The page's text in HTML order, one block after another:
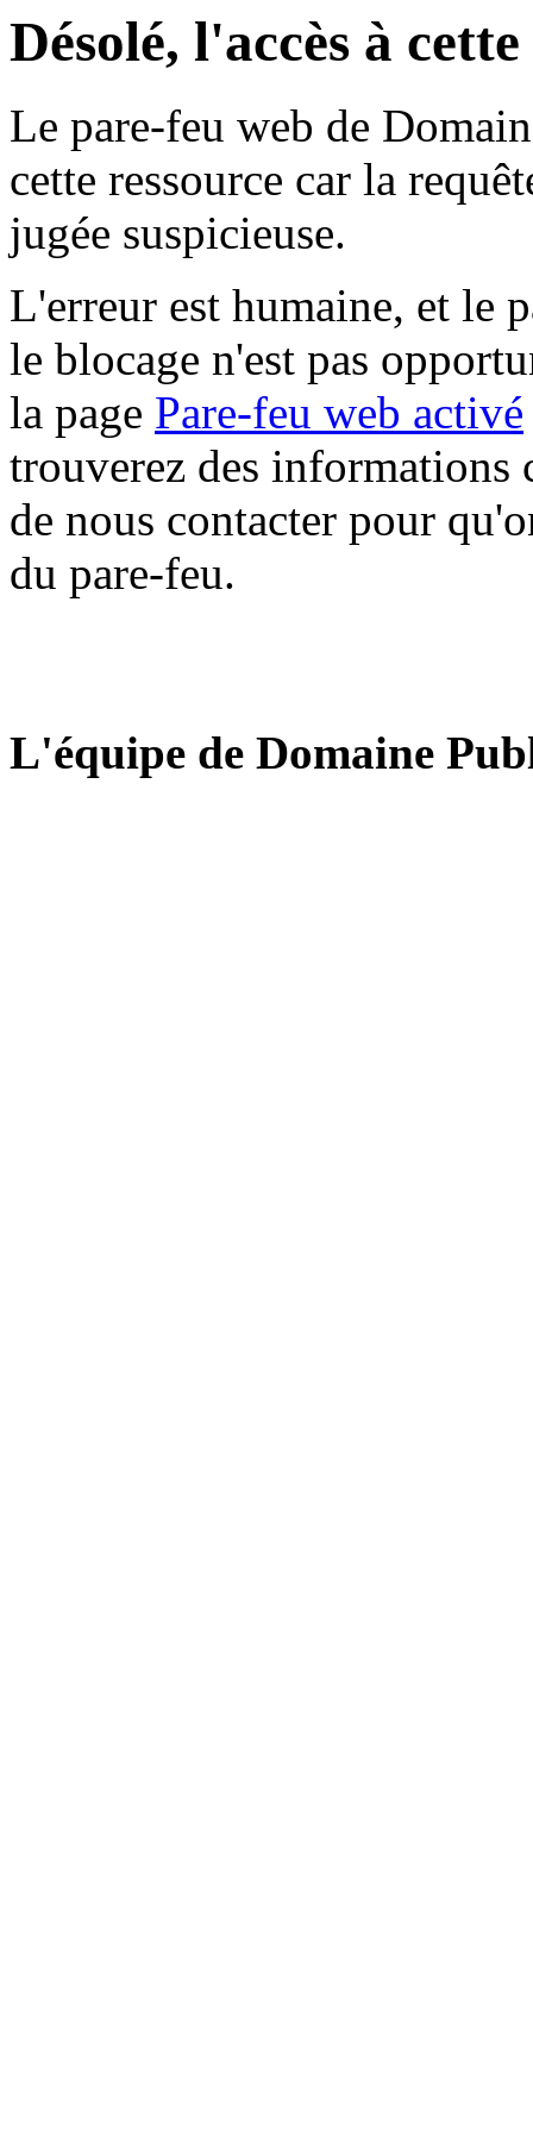
Désolé, l'accès à
Le pare-feu web de
cette ressource car la
jugée suspicieuse.
L'erreur est humaine, et le
le blocage n'est pas
la page Pare-feu web activé
trouverez des informations
de nous contacter pour
du pare-feu.
L'équipe de Domaine